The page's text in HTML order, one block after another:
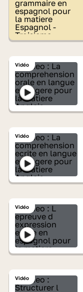
Vidéo
Vidéo
Vidéo
Vidéo